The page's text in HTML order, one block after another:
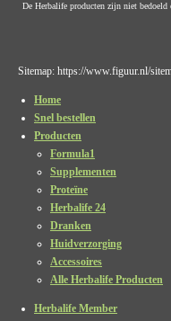
De Herbalife producten zijn niet bedoeld
Sitemap: https://www.figuur.nl/
Home
Snel bestellen
Producten
Formula1
Supplementen
Proteïne
Herbalife 24
Dranken
Huidverzorging
Accessoires
Alle Herbalife Producten
Herbalife Member